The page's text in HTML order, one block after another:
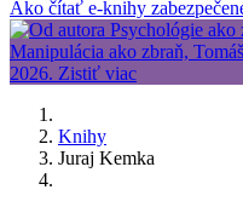
Ako čítať e-knihy
Knihy
Juraj Kemka